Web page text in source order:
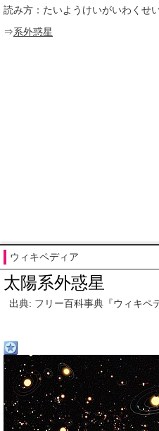
読み方：たいようけいがいわくせ
⇒系外惑星
ウィキペディア
太陽系外惑星
出典: フリー百科事典『ウィキ